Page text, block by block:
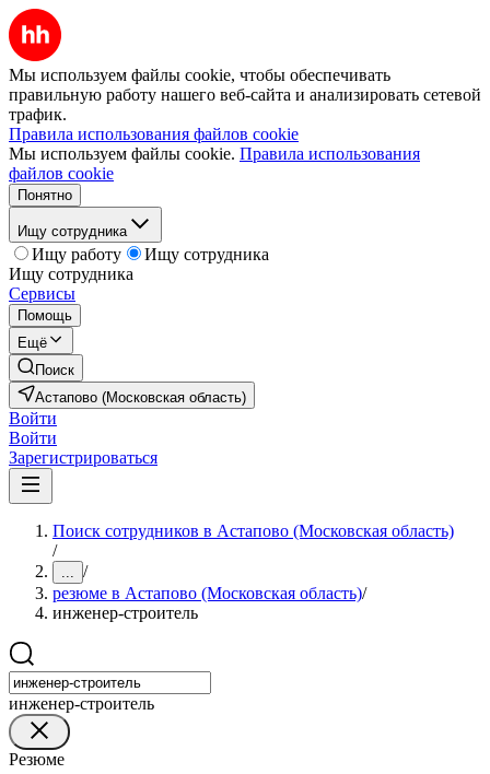
Мы используем файлы cookie, чтобы обеспечивать
правильную работу нашего веб-сайта и анализировать сетевой
трафик.
Правила использования файлов cookie
Мы используем файлы cookie. Правила использования
файлов cookie
Понятно
Ищу сотрудника
Ищу работу
Ищу сотрудника
Ищу сотрудника
Сервисы
Помощь
Ещё
Поиск
Астапово (Московская область)
Войти
Войти
Зарегистрироваться
Поиск сотрудников в Астапово (Московская область)
/
... /
резюме в Астапово (Московская область)/
инженер-строитель
инженер-строитель
Резюме